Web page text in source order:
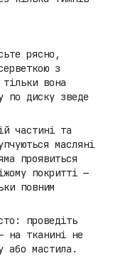
рясно,
з
вона
по диску зведе
частині та
масляні
проявиться
покритті —
повним
проведіть
на тканині не
або мастила.